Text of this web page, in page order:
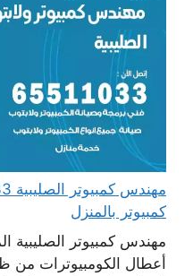
كمبيوتر بالمنزل
مهندس كمبيوتر الصليبية
أعطال الكومبيوترات من